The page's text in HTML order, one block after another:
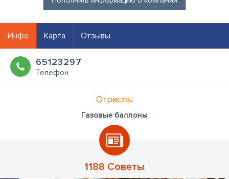
Инфо Карта Отзывы
65123297
Телефон
Отрасль:
Газовые баллоны
1188 Советы